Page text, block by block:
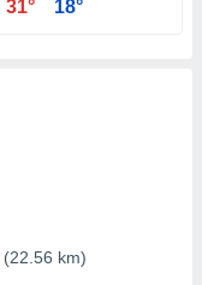
31° 18°
(22.56 km)